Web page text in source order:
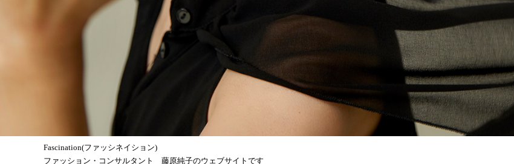
Fascination(ファッシネイション)
ファッション・コンサルタント 藤原純子のウェブサイトです